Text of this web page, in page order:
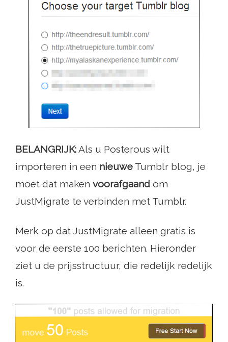
BELANGRIJK:Als u Posterous wilt
importeren in een nieuwe Tumblr blog, je
moet dat maken voorafgaand om
JustMigrate te verbinden met Tumblr.
Merk op dat JustMigrate alleen gratis is
voor de eerste 100 berichten. Hieronder
ziet u de prijsstructuur, die redelijk redelijk
is.